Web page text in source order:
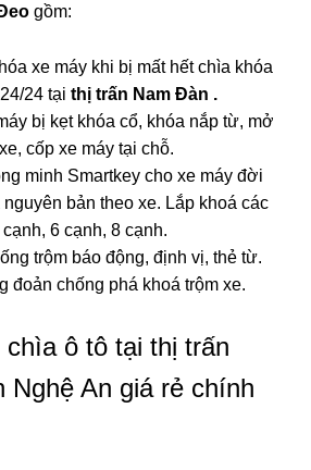
gồm:
xe máy khi bị mất hết chìa khóa
24 tạithị trấn Nam Đàn .
bị kẹt khóa cổ, khóa nắp từ, mở
cốp xe máy tại chỗ.
minh Smartkey cho xe máy đời
bản theo xe. Lắp khoá các
6 cạnh, 8 cạnh.
trộm báo động, định vị, thẻ từ.
đoản chống phá khoá trộm xe.
chìa ô tô tại thị trấn
Nghệ An giá rẻ chính